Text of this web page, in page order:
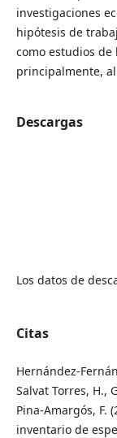
investigaciones
hipótesis de
como estudios
principalmente,
Descargas
Los datos de
Citas
Salvat Torres, H.,
Pina‐Amargós, F.
inventario de